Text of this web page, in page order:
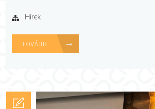
Hírek
TOVÁBB